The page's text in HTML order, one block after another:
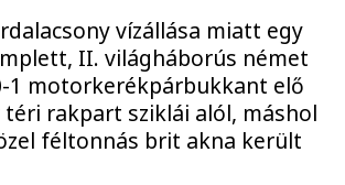
vízállása miatt egy
II. világháborús német
1 motorkerékpárbukkant elő
rakpart sziklái alól, máshol
féltonnás brit akna került